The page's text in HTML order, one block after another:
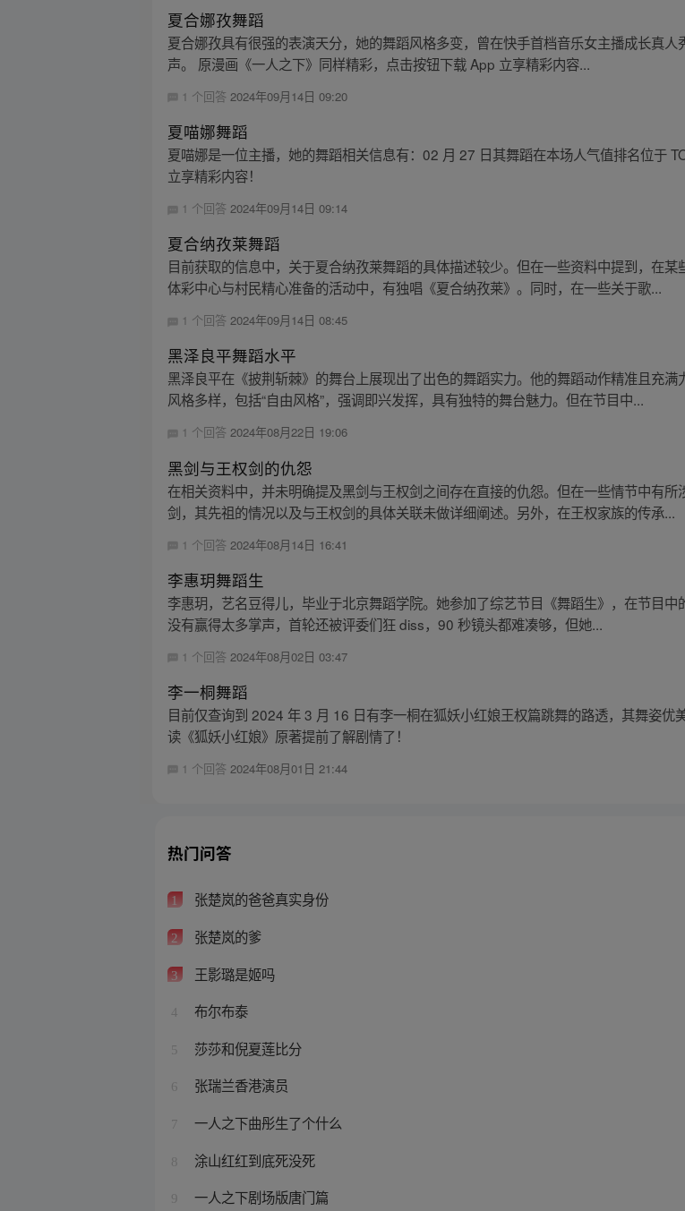
夏合娜孜舞蹈
夏合娜孜具有很强的表演天分，她的舞蹈风格多变，曾在快手首档音乐女主播成长真
声。 原漫画《一人之下》同样精彩，点击按钮下载 App 立享精彩内容...
1 个回答 2024年09月14日 09:20
夏喵娜舞蹈
夏喵娜是一位主播，她的舞蹈相关信息有：02 月 27 日其舞蹈在本场人气值排名位于
立享精彩内容！
1 个回答2024年09月14日 09:14
夏合纳孜莱舞蹈
目前获取的信息中，关于夏合纳孜莱舞蹈的具体描述较少。但在一些资料中提到，在
体彩中心与村民精心准备的活动中，有独唱《夏合纳孜莱》。同时，在一些关于歌...
1 个回答2024年09月14日 08:45
黑泽良平舞蹈水平
黑泽良平在《披荆斩棘》的舞台上展现出了出色的舞蹈实力。他的舞蹈动作精准且充
风格多样，包括“自由风格”，强调即兴发挥，具有独特的舞台魅力。但在节目中...
1 个回答2024年08月22日 19:06
黑剑与王权剑的仇怨
在相关资料中，并未明确提及黑剑与王权剑之间存在直接的仇怨。但在一些情节中有
剑，其先祖的情况以及与王权剑的具体关联未做详细阐述。另外，在王权家族的传承...
1 个回答 2024年08月14日 16:41
李惠玥舞蹈生
李惠玥，艺名豆得儿，毕业于北京舞蹈学院。她参加了综艺节目《舞蹈生》，在节目
没有赢得太多掌声，首轮还被评委们狂 diss，90 秒镜头都难凑够，但她...
1 个回答 2024年08月02日 03:47
李一桐舞蹈
目前仅查询到 2024 年 3 月 16 日有李一桐在狐妖小红娘王权篇跳舞的路透，其舞姿
读《狐妖小红娘》原著提前了解剧情了！
1 个回答2024年08月01日 21:44
热门问答
1 张楚岚的爸爸真实身份
2 张楚岚的爹
3 王影璐是姬吗
4 布尔布泰
5 莎莎和倪夏莲比分
6 张瑞兰香港演员
7 一人之下曲彤生了个什么
8 涂山红红到底死没死
9 一人之下剧场版唐门篇